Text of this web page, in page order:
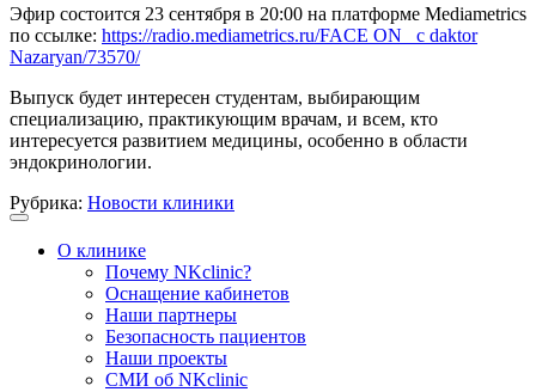
Эфир состоится 23 сентября в 20:00 на платформе Mediametrics
по ссылке: https://radio.mediametrics.ru/FACE ON_ с daktor
Nazaryan/73570/
Выпуск будет интересен студентам, выбирающим
специализацию, практикующим врачам, и всем, кто
интересуется развитием медицины, особенно в области
эндокринологии.
Рубрика: Новости клиники
О клинике
Почему NKclinic?
Оснащение кабинетов
Наши партнеры
Безопасность пациентов
Наши проекты
СМИ об NKclinic